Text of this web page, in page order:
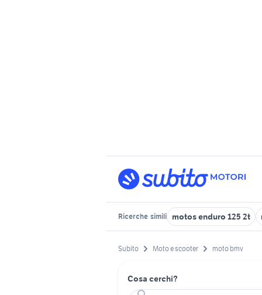
Ricerche simili motos enduro 125 2t
Subito Moto e scooter moto bmv
Cosa cerchi?